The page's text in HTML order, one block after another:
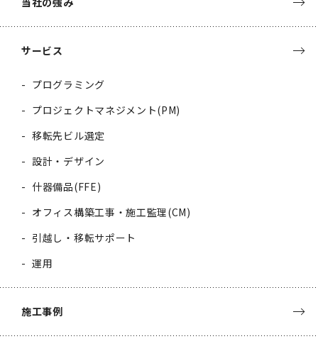
サービス
プログラミング
プロジェクトマネジメント(PM)
移転先ビル選定
設計・デザイン
什器備品(FFE)
オフィス構築工事・施工監理(CM)
引越し・移転サポート
運用
施工事例